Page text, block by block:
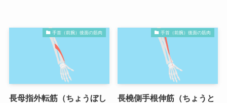
手首（前腕）後面の筋肉
長母指外転筋（ちょうぼし
手首（前腕）後面の筋肉
長橈側手根伸筋（ちょうと